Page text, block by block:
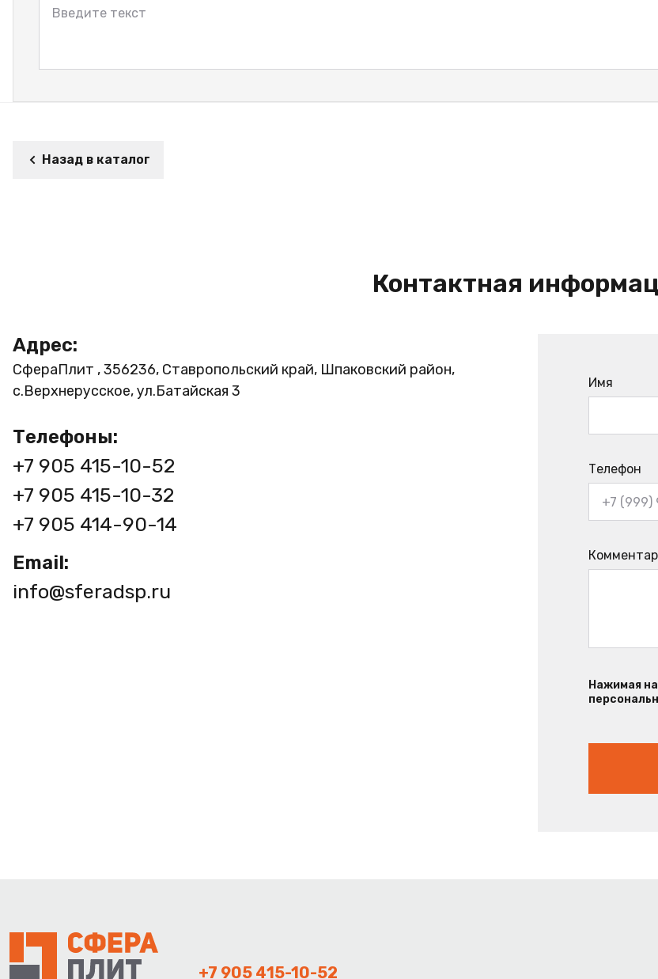
Назад в каталог
Контактная
Адрес:
СфераПлит , 356236, Ставропольский край, Шпаковский район,
с.Верхнерусское, ул.Батайская 3
Телефоны:
+7 905 415-10-52
+7 905 415-10-32
+7 905 414-90-14
Email:
info@sferadsp.ru
Имя
Телефон
Нажимая
+7 905 415-10-52